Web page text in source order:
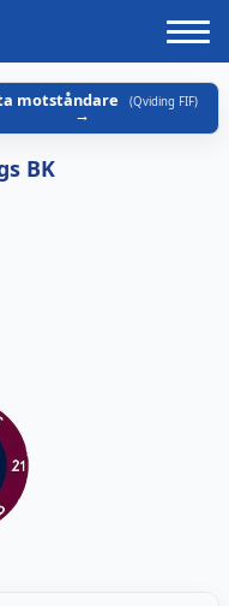
motståndare (Qviding FIF)
BK